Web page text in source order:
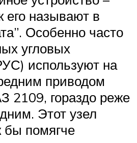
называют в
Особенно часто
угловых
используют на
приводом
2109, гораздо реже
Этот узел
бы помягче